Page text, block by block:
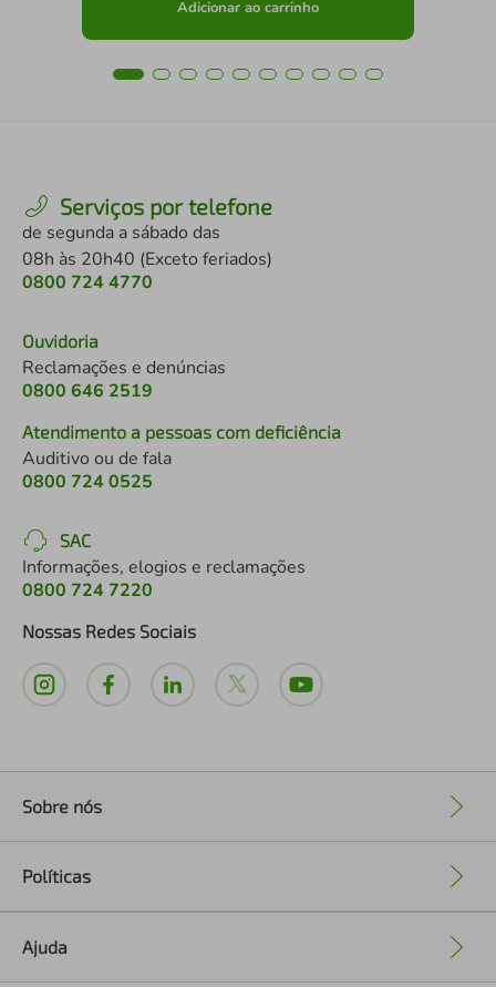
Adicionar ao carrinho
Serviços por telefone
de segunda a sábado das
08h às 20h40 (Exceto feriados)
0800 724 4770
Ouvidoria
Reclamações e denúncias
0800 646 2519
Atendimento a pessoas com deficiência
Auditivo ou de fala
0800 724 0525
SAC
Informações, elogios e reclamações
0800 724 7220
Nossas Redes Sociais
Sobre nós
Políticas
Ajuda